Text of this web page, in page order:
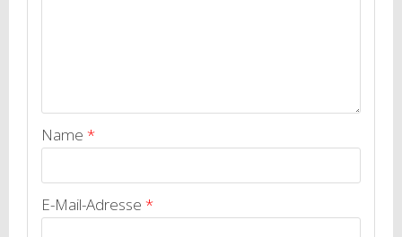
Name *
E-Mail-Adresse *